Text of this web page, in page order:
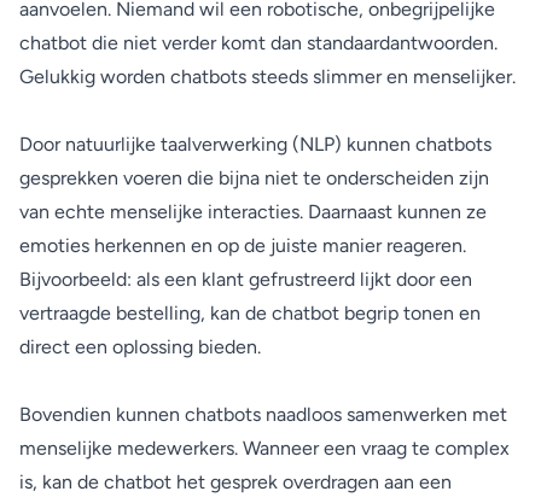
aanvoelen. Niemand wil een robotische, onbegrijpelijke
chatbot die niet verder komt dan standaardantwoorden.
Gelukkig worden chatbots steeds slimmer en menselijker.
Door natuurlijke taalverwerking (NLP) kunnen chatbots
gesprekken voeren die bijna niet te onderscheiden zijn
van echte menselijke interacties. Daarnaast kunnen ze
emoties herkennen en op de juiste manier reageren.
Bijvoorbeeld: als een klant gefrustreerd lijkt door een
vertraagde bestelling, kan de chatbot begrip tonen en
direct een oplossing bieden.
Bovendien kunnen chatbots naadloos samenwerken met
menselijke medewerkers. Wanneer een vraag te complex
is, kan de chatbot het gesprek overdragen aan een